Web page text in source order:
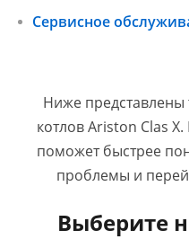
Сервисное
Ниже представлены
котлов Ariston Clas
поможет быстрее
проблемы и
Выберите